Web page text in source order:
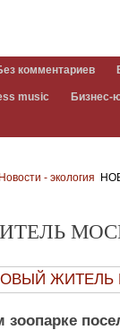
комментариев
music Бизнес-
Новости - экология
зоопарке